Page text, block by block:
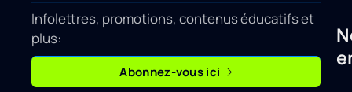
Infolettres, promotions, contenus éducatifs et
plus:
Abonnez-vous ici